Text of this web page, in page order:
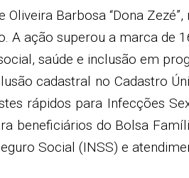
Barbosa “Dona
A ação superou a marca de
saúde e inclusão em
cadastral no Cadastro
rápidos para Infecções
beneficiários do Bolsa
Social (INSS) e